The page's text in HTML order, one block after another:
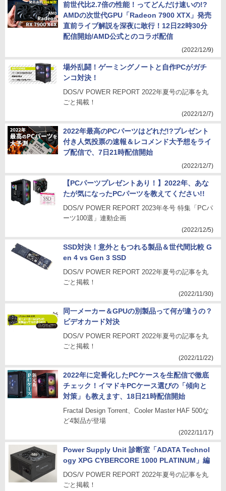
前世代比2.7倍の性能！ってどんだけ速いの!?
AMDの次世代GPU「Radeon 7900 XTX」発売
直前ライブ解説を深夜に敢行！12日22時30分
配信開始/AMD公式とのコラボ配信
(2022/12/9)
場外乱闘！ゲーミングノートと自作PCがガチ
ンコ対決！
DOS/V POWER REPORT 2022年夏号の記事を丸
ごと掲載！
(2022/12/7)
2022年最高のPCパーツはどれだ!?プレゼント
付き人気投票の速報＆レコメンド大予想をライ
ブ配信で、7日21時配信開始
(2022/12/7)
【PCパーツプレゼントあり！】2022年、あな
たが気になったPCパーツを教えてください!!
DOS/V POWER REPORT 2023年冬号 特集「PCパ
ーツ100選」連動企画
(2022/12/5)
SSD対決！意外ともつれる製品＆世代間比較 G
en 4 vs Gen 3 SSD
DOS/V POWER REPORT 2022年夏号の記事を丸
ごと掲載！
(2022/11/30)
同一メーカー＆GPUの別製品って何が違うの？
ビデオカード対決
DOS/V POWER REPORT 2022年夏号の記事を丸
ごと掲載！
(2022/11/22)
2022年に定番化したPCケースを生配信で徹底
チェック！イマドキPCケース選びの「傾向と
対策」も教えます、18日21時配信開始
Fractal Design Torrent、Cooler Master HAF 500な
ど4製品が登場
(2022/11/17)
Power Supply Unit 診断室「ADATA Technol
ogy XPG CYBERCORE 1000 PLATINUM」編
DOS/V POWER REPORT 2022年夏号の記事を丸
ごと掲載！